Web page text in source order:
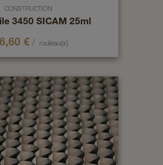
CONSTRUCTION
3450 SICAM 25ml
€ / rouleau(x)